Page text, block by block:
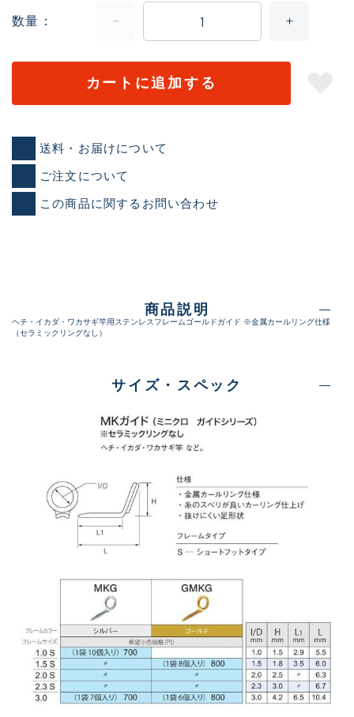
数量
カートに追加する
送料・お届けについて
ご注文について
この商品に関するお問い合わせ
商品説明
ヘチ・イカダ・ワカサギ竿用ステンレスフレームゴールドガイド ※金属カールリング仕様
（セラミックリングなし）
サイズ・スペック